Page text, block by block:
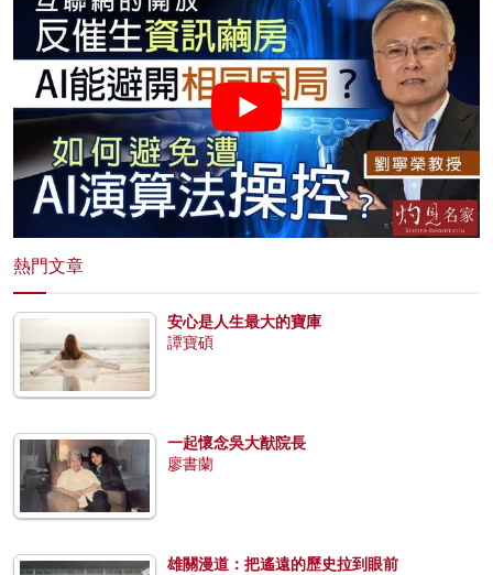
熱門文章
安心是人生最大的寶庫
譚寶碩
一起懷念吳大猷院長
廖書蘭
雄關漫道：把遙遠的歷史拉到眼前